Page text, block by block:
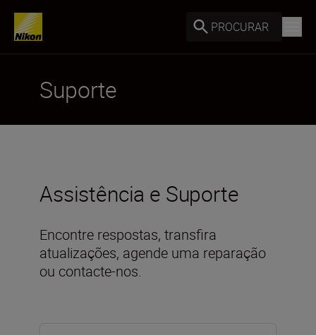
PROCURAR
Suporte
Assistência e Suporte
Encontre respostas, transfira
atualizações, agende uma reparação
ou contacte-nos.